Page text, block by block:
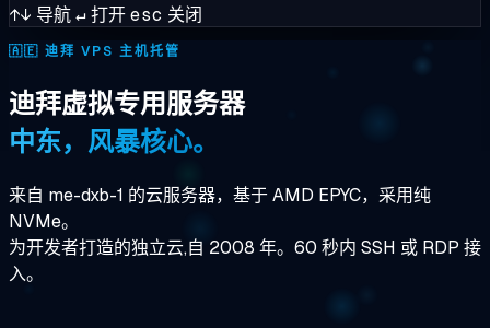
↑↓ 导航↵打开esc 关闭
🇦🇪 迪拜 VPS 主机托管
迪拜虚拟专用服务器
中东，风暴核心。
来自 me-dxb-1 的云服务器，基于 AMD EPYC，采用纯
NVMe。
为开发者打造的独立云,自 2008 年。60 秒内 SSH 或 RDP 接
入。